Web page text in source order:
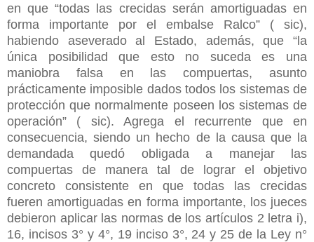
en que “todas las crecidas serán amortiguadas en
forma importante por el embalse Ralco” ( sic),
habiendo aseverado al Estado, además, que “la
única posibilidad que esto no suceda es una
maniobra falsa en las compuertas, asunto
prácticamente imposible dados todos los sistemas de
protección que normalmente poseen los sistemas de
operación” ( sic). Agrega el recurrente que en
consecuencia, siendo un hecho de la causa que la
demandada quedó obligada a manejar las
compuertas de manera tal de lograr el objetivo
concreto consistente en que todas las crecidas
fueren amortiguadas en forma importante, los jueces
debieron aplicar las normas de los artículos 2 letra i),
16, incisos 3° y 4°, 19 inciso 3°, 24 y 25 de la Ley n°